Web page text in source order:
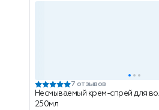
7 отзывов
Несмываемый крем-спрей для
250мл